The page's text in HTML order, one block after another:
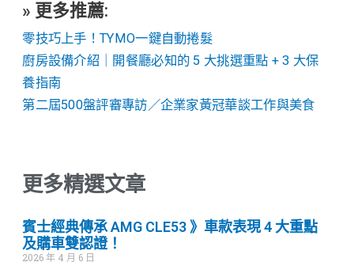
» 更多推薦:
零技巧上手！TYMO一鍵自動捲髮
廚房設備介紹｜開餐廳必知的 5 大挑選重點 + 3 大保
養指南
第二屆500盤評審專訪／企業家黃冠華談工作與美食
更多精選文章
賓士經典傳承 AMG CLE53 》車款表現 4 大重點
及購車雙認證！
2026 年 4 月 6 日